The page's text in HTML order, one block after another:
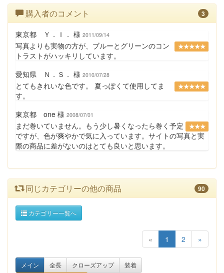
購入者のコメント 3
東京都 Ｙ．Ｉ． 様 2011/09/14
★★★★★
写真よりも実物の方が、ブルーとグリーンのコン
トラストがハッキリしています。
愛知県 Ｎ．Ｓ． 様 2010/07/28
★★★★★
とてもきれいな色です。 夏っぽくて使用してま
す。
東京都 one 様 2008/07/01
★★★
まだ巻いていません。もう少し暑くなったら巻く予定
ですが、色が爽やかで気に入っています。サイトの写真と実
際の商品に差がないのはとても良いと思います。
同じカテゴリーの他の商品 90
カテゴリー一覧へ
« 1 2 »
メイン 全長 クローズアップ
装着